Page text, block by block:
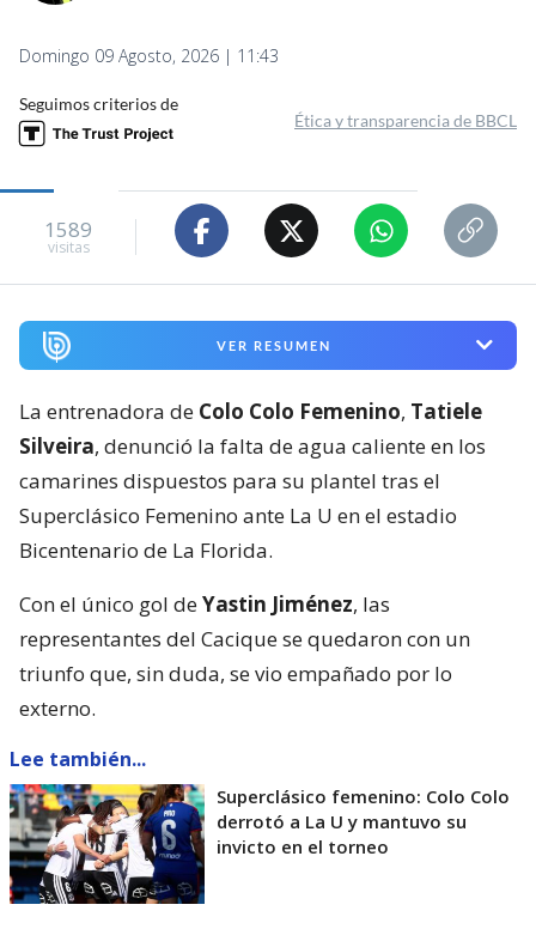
Domingo 09 Agosto, 2026 | 11:43
Seguimos criterios de
Ética y transparencia de BBCL
1589
visitas
VER RESUMEN
La entrenadora de Colo Colo Femenino, Tatiele
Silveira, denunció la falta de agua caliente en los
camarines dispuestos para su plantel tras el
Superclásico Femenino ante La U en el estadio
Bicentenario de La Florida.
Con el único gol deYastin Jiménez, las
representantes del Cacique se quedaron con un
triunfo que, sin duda, se vio empañado por lo
externo.
Lee también...
Superclásico femenino: Colo Colo
derrotó a La U y mantuvo su
invicto en el torneo